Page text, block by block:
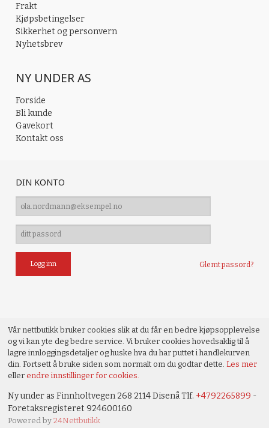
Frakt
Kjøpsbetingelser
Sikkerhet og personvern
Nyhetsbrev
NY UNDER AS
Forside
Bli kunde
Gavekort
Kontakt oss
DIN KONTO
Glemt passord?
Vår nettbutikk bruker cookies slik at du får en bedre kjøpsopplevelse
og vi kan yte deg bedre service. Vi bruker cookies hovedsaklig til å
lagre innloggingsdetaljer og huske hva du har puttet i handlekurven
din. Fortsett å bruke siden som normalt om du godtar dette.Les mer
ellerendre innstillinger for cookies.
Ny under as Finnholtvegen 268 2114 Disenå Tlf. +4792265899 -
Foretaksregisteret 924600160
Powered by24Nettbutikk